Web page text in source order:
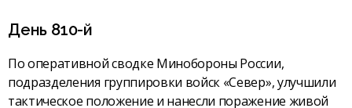
День 810-й
По оперативной сводке Минобороны России,
подразделения группировки войск «Север», улучшили
тактическое положение и нанесли поражение живой